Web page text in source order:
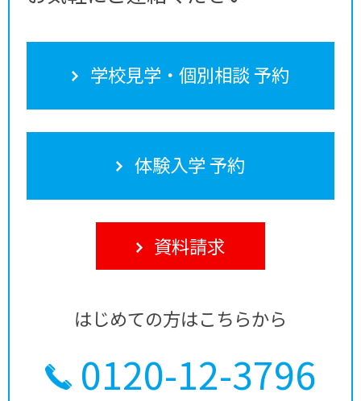
学校見学・個別相談 予約
体験入学 予約
資料請求
はじめての方はこちらから
0120-12-3796